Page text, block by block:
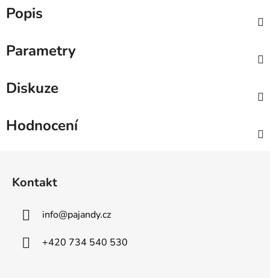
Popis
Parametry
Diskuze
Hodnocení
Kontakt
info@pajandy.cz
+420 734 540 530